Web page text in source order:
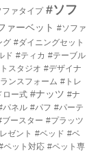
ファタイプ #ソフ
ァーベット #ソファ
グ #ダイニングセット
ド #ティカ #テーブル
スタジオ #デザイナ
ンスフォーム #トレ
ロー式 #ナッツ #ナ
パネル #パフ #パーテ
ブースター #プラッツ
ゼント #ベッド #ベ
ペット対応 #ペット専